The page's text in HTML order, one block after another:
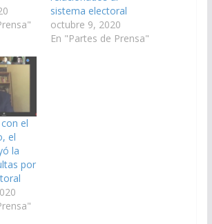
sistema electoral
octubre 9, 2020
En "Partes de Prensa"
el
el
la
por